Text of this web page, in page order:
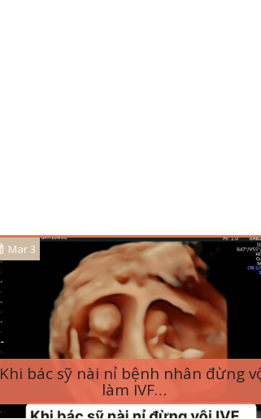
Mar 3
Khi bác sỹ nài nỉ bệnh nhân đừng
làm IVF…